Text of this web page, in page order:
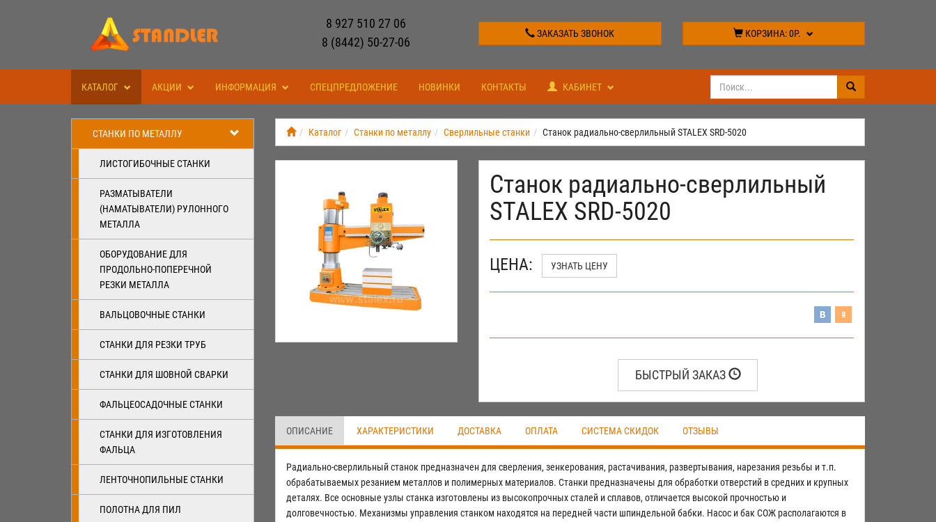
8 927 510 27 06
8 (8442) 50-27-06
ЗАКАЗАТЬ ЗВОНОК КОРЗИНА:0Р.
КАТАЛОГ АКЦИИ ИНФОРМАЦИЯ СПЕЦПРЕДЛОЖЕНИЕ НОВИНКИ КОНТАКТЫ КАБИНЕТ
СТАНКИ ПО МЕТАЛЛУ
ЛИСТОГИБОЧНЫЕ СТАНКИ
РАЗМАТЫВАТЕЛИ
(НАМАТЫВАТЕЛИ) РУЛОННОГО
МЕТАЛЛА
ОБОРУДОВАНИЕ ДЛЯ
ПРОДОЛЬНО-ПОПЕРЕЧНОЙ
РЕЗКИ МЕТАЛЛА
ВАЛЬЦОВОЧНЫЕ СТАНКИ
СТАНКИ ДЛЯ РЕЗКИ ТРУБ
СТАНКИ ДЛЯ ШОВНОЙ СВАРКИ
ФАЛЬЦЕОСАДОЧНЫЕ СТАНКИ
СТАНКИ ДЛЯ ИЗГОТОВЛЕНИЯ
ФАЛЬЦА
ЛЕНТОЧНОПИЛЬНЫЕ СТАНКИ
ПОЛОТНА ДЛЯ ПИЛ
Каталог Станки по металлу Сверлильные станки Станок радиально-сверлильный STALEX SRD-5020
Станок радиально-сверлильный
STALEX SRD-5020
ЦЕНА: УЗНАТЬ ЦЕНУ
БЫСТРЫЙ ЗАКАЗ
ОПИСАНИЕ ХАРАКТЕРИСТИКИ ДОСТАВКА ОПЛАТА СИСТЕМА СКИДОК ОТЗЫВЫ
Радиально-сверлильный станок предназначен для сверления, зенкерования, растачивания, развертывания, нарезания резьбы и т.п.
обрабатываемых резанием металлов и полимерных материалов. Станки предназначены для обработки отверстий в средних и крупных
деталях. Все основные узлы станка изготовлены из высокопрочных сталей и сплавов, отличается высокой прочностью и
долговечностью. Механизмы управления станком находятся на передней части шпиндельной бабки. Насос и бак СОЖ располагаются в